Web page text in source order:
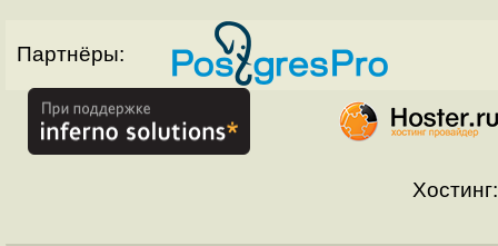
Партнёры:
Хостинг: